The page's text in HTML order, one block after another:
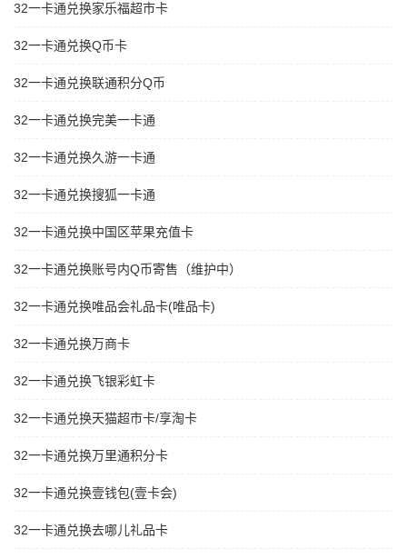
32一卡通兑换家乐福超市卡
32一卡通兑换Q币卡
32一卡通兑换联通积分Q币
32一卡通兑换完美一卡通
32一卡通兑换久游一卡通
32一卡通兑换搜狐一卡通
32一卡通兑换中国区苹果充值卡
32一卡通兑换账号内Q币寄售（维护中）
32一卡通兑换唯品会礼品卡(唯品卡)
32一卡通兑换万商卡
32一卡通兑换飞银彩虹卡
32一卡通兑换天猫超市卡/享淘卡
32一卡通兑换万里通积分卡
32一卡通兑换壹钱包(壹卡会)
32一卡通兑换去哪儿礼品卡